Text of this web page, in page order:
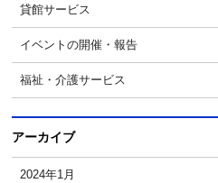
貸館サービス
イベントの開催・報告
福祉・介護サービス
アーカイブ
2024年1月